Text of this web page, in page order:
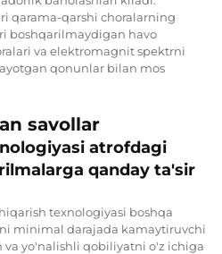
qarama-qarshi choralarning
boshqarilmaydigan havo
va elektromagnit spektrni
qonunlar bilan mos
savollar
atrofdagi
qanday ta'sir
texnologiyasi boshqa
minimal darajada kamaytiruvchi
yo'nalishli qobiliyatni o'z ichiga